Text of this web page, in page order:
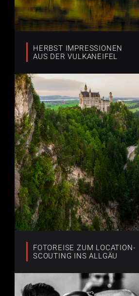
HERBST IMPRESSIONEN
AUS DER VULKANEIFEL
FOTOREISE ZUM LOCATION-
SCOUTING INS ALLGÄU